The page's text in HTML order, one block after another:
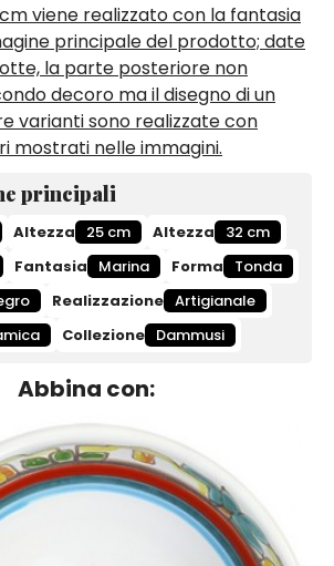
cm viene realizzato con la fantasia
principale del prodotto; date
la parte posteriore non
decoro ma il disegno di un
varianti sono realizzate con
mostrati nelle immagini.
principali
Altezza 25 cm Altezza
32 cm
Fantasia Marina Forma
Tonda
Realizzazione Artigianale
Collezione Dammusi
Abbina con: